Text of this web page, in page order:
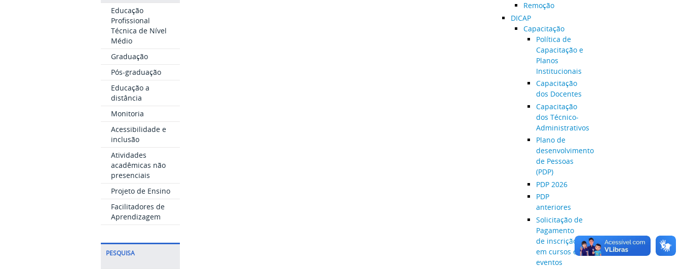
Educação
Profissional
Técnica de Nível
Médio
Graduação
Pós-graduação
Educação a
distância
Monitoria
Acessibilidade e
inclusão
Atividades
acadêmicas não
presenciais
Projeto de Ensino
Facilitadores de
Aprendizagem
PESQUISA
Remoção
DICAP
Capacitação
Política de
Capacitação e
Planos
Institucionais
Capacitação
dos Docentes
Capacitação
dos Técnico-
Administrativos
Plano de
desenvolvimento
de Pessoas
(PDP)
PDP 2026
PDP
anteriores
Solicitação de
Pagamento
de inscrição
em cursos e
eventos